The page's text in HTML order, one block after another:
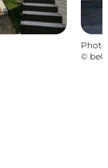
Photo
©